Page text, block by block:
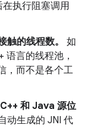
执行阻塞调用
的线程数。
如
语言的线程池，
，而不是各个工
和 Java 源位
动生成的 JNI 代